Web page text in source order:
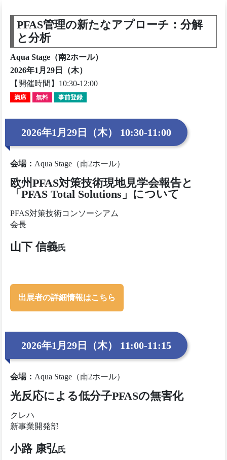
PFAS管理の新たなアプローチ：分解
と分析
Aqua Stage（南2ホール）
2026年1月29日（木）
【開催時間】10:30-12:00
満席 無料 事前登録
2026年1月29日（木） 10:30-11:00
会場： Aqua Stage（南2ホール）
欧州PFAS対策技術現地見学会報告と
「PFAS Total Solutions」について
PFAS対策技術コンソーシアム
会長
山下 信義氏
出展者の詳細情報はこちら
2026年1月29日（木） 11:00-11:15
会場： Aqua Stage（南2ホール）
光反応による低分子PFASの無害化
クレハ
新事業開発部
小路 康弘氏